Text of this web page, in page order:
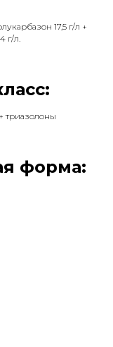
17,5 г/л +
г/л.
триазолоны
форма: